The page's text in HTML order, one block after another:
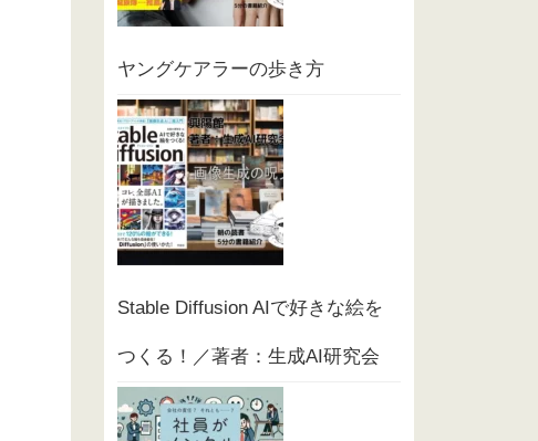
ヤングケアラーの歩き方
Stable Diffusion AIで好きな絵を
つくる！／著者：生成AI研究会